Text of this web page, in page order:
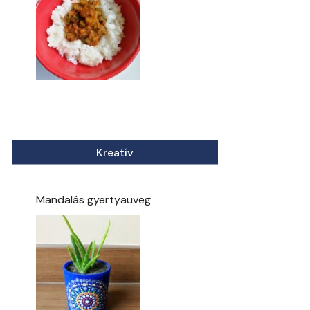
Kreatív
Mandalás gyertyaüveg